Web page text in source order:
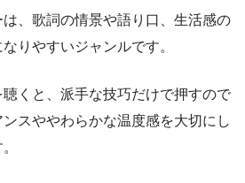
、歌詞の情景や語り口、生活感の
りやすいジャンルです。
くと、派手な技巧だけで押すので
スややわらかな温度感を大切にし